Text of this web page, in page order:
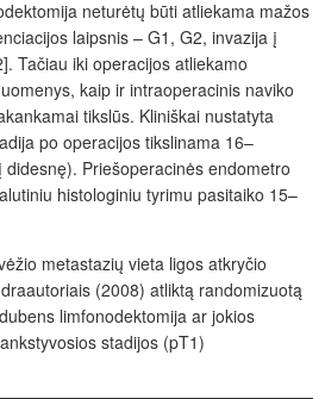
neturėtų būti atliekama mažos
laipsnis – G1, G2, invazija į
Tačiau iki operacijos atliekamo
kaip ir intraoperacinis naviko
tikslūs. Kliniškai nustatyta
po operacijos tikslinama 16–
į didesnę). Priešoperacinės endometro
histologiniu tyrimu pasitaiko 15–
metastazių vieta ligos atkryčio
(2008) atliktą randomizuotą
limfonodektomija ar jokios
stadijos (pT1)